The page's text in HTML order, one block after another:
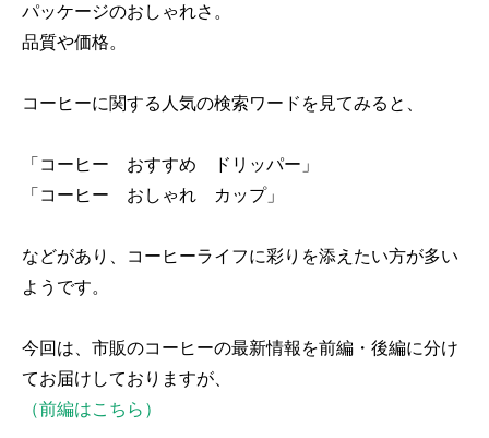
パッケージのおしゃれさ。
品質や価格。
コーヒーに関する人気の検索ワードを見てみると、
「コーヒー おすすめ ドリッパー」
「コーヒー おしゃれ カップ」
などがあり、コーヒーライフに彩りを添えたい方が多い
ようです。
今回は、市販のコーヒーの最新情報を前編・後編に分け
てお届けしておりますが、
（前編はこちら）